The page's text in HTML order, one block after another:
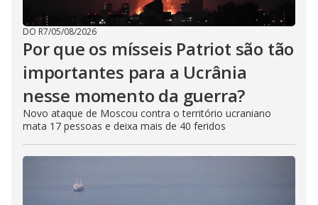
DO R7/05/08/2026
Por que os mísseis Patriot são tão
importantes para a Ucrânia
nesse momento da guerra?
Novo ataque de Moscou contra o território ucraniano
mata 17 pessoas e deixa mais de 40 feridos